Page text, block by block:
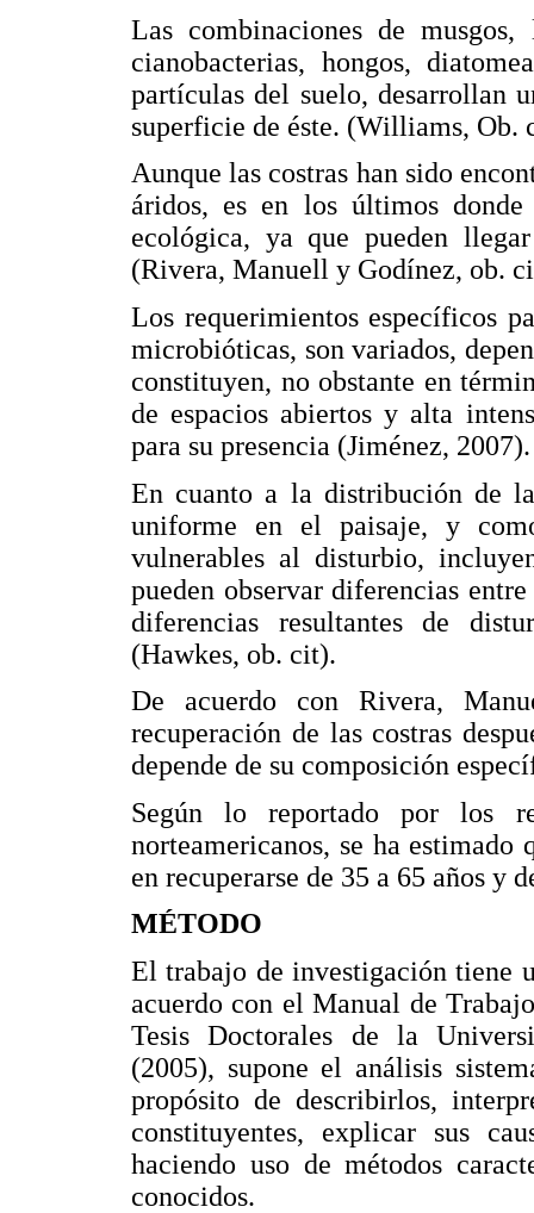
Las combinaciones de
cianobacterias, hongos,
partículas del suelo, desarrollan
superficie de éste. (Williams, Ob.
Aunque las costras han sido
áridos, es en los últimos donde
ecológica, ya que pueden
(Rivera, Manuell y Godínez, ob.
Los requerimientos específicos
microbióticas, son variados,
constituyen, no obstante en
de espacios abiertos y alta
para su presencia (Jiménez, 2007).
En cuanto a la distribución de
uniforme en el paisaje, y
vulnerables al disturbio,
pueden observar diferencias
diferencias resultantes de
(Hawkes, ob. cit).
De acuerdo con Rivera,
recuperación de las costras
depende de su composición
Según lo reportado por los
norteamericanos, se ha
en recuperarse de 35 a 65 años y
MÉTODO
El trabajo de investigación tiene
acuerdo con el Manual de
Tesis Doctorales de la
(2005), supone el análisis
propósito de describirlos,
constituyentes, explicar sus
haciendo uso de métodos
conocidos.